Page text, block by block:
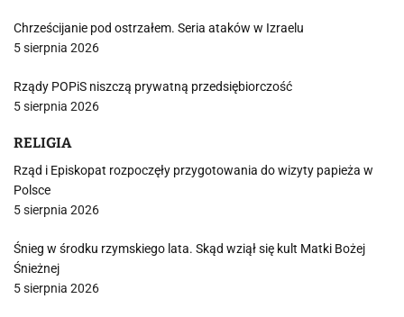
Chrześcijanie pod ostrzałem. Seria ataków w Izraelu
5 sierpnia 2026
Rządy POPiS niszczą prywatną przedsiębiorczość
5 sierpnia 2026
RELIGIA
Rząd i Episkopat rozpoczęły przygotowania do wizyty papieża w
Polsce
5 sierpnia 2026
Śnieg w środku rzymskiego lata. Skąd wziął się kult Matki Bożej
Śnieżnej
5 sierpnia 2026